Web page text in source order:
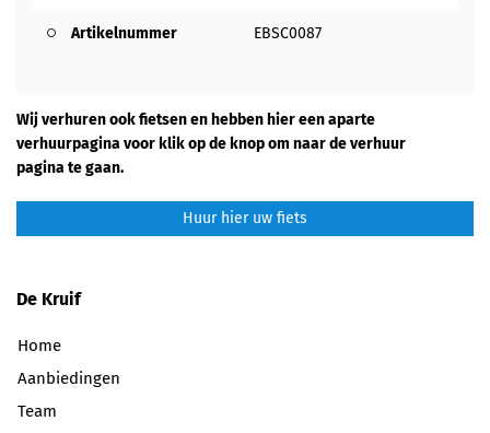
Artikelnummer EBSC0087
Wij verhuren ook fietsen en hebben hier een aparte
verhuurpagina voor klik op de knop om naar de verhuur
pagina te gaan.
Huur hier uw fiets
De Kruif
Home
Aanbiedingen
Team